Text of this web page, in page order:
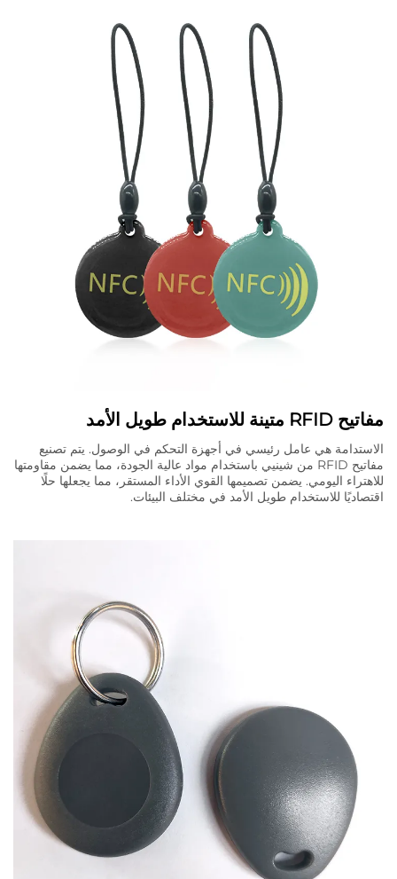
مفاتيح RFID متينة للاستخدام طويل الأمد
الاستدامة هي عامل رئيسي في أجهزة التحكم في الوصول. يتم تصنيع
مفاتيح RFID من شينيي باستخدام مواد عالية الجودة، مما يضمن مقاومتها
للاهتراء اليومي. يضمن تصميمها القوي الأداء المستقر، مما يجعلها حلًا
اقتصاديًا للاستخدام طويل الأمد في مختلف البيئات.